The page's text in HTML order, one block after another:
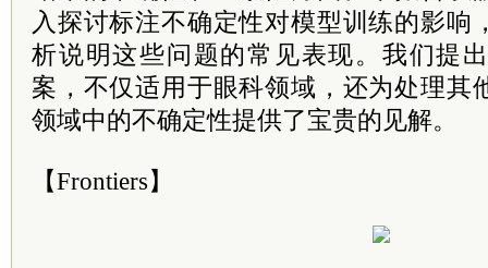
入探讨标注不确定性对模型训练的影响
析说明这些问题的常见表现。我们提
案，不仅适用于眼科领域，还为处理其
领域中的不确定性提供了宝贵的见解。
【Frontiers】